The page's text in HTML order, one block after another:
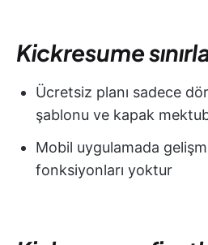
Kickresume
Ücretsiz planı sadece
şablonu ve kapak
Mobil uygulamada
fonksiyonları yoktur